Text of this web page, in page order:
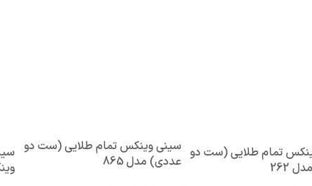
تمام طلایی (ست دو
262
سینی وینکس تمام طلایی (ست دو
عددی) مدل 865